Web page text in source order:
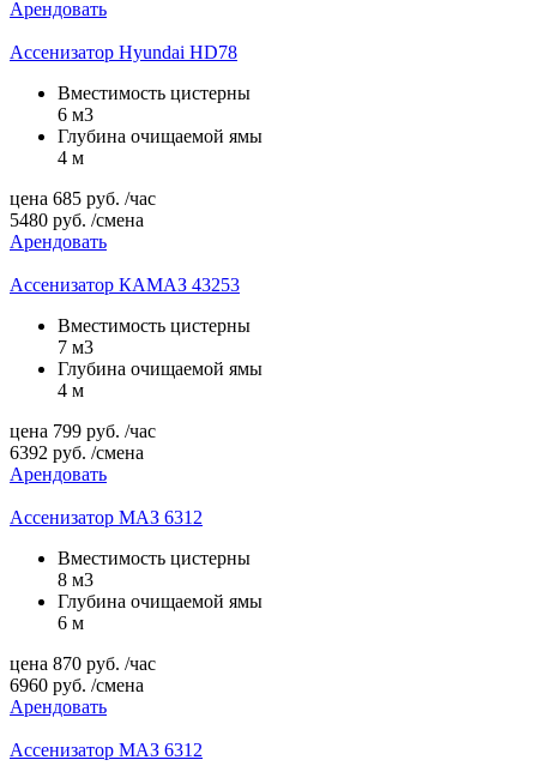
Арендовать
Ассенизатор Hyundai HD78
Вместимость цистерны
6 м3
Глубина очищаемой ямы
4 м
цена 685 руб. /час
5480 руб. /смена
Арендовать
Ассенизатор КАМАЗ 43253
Вместимость цистерны
7 м3
Глубина очищаемой ямы
4 м
цена 799 руб. /час
6392 руб. /смена
Арендовать
Ассенизатор МАЗ 6312
Вместимость цистерны
8 м3
Глубина очищаемой ямы
6 м
цена 870 руб. /час
6960 руб. /смена
Арендовать
Ассенизатор МАЗ 6312